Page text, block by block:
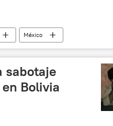
México
sabotaje
Bolivia